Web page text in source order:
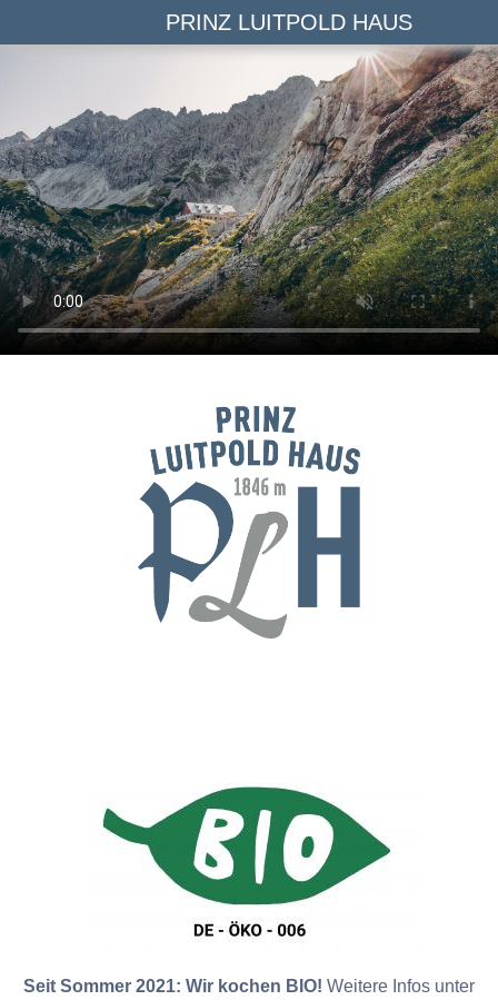
PRINZ LUITPOLD HAUS
Seit Sommer 2021: Wir kochen BIO! Weitere Infos unter